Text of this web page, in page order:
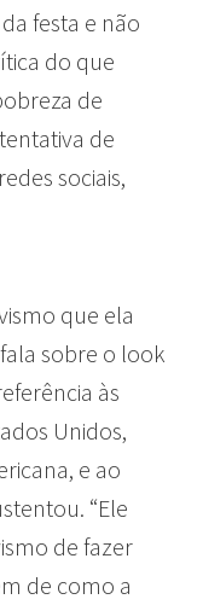
festa e não
do que
de
de
sociais,
que ela
sobre o look
às
Unidos,
e ao
“Ele
de fazer
de como a